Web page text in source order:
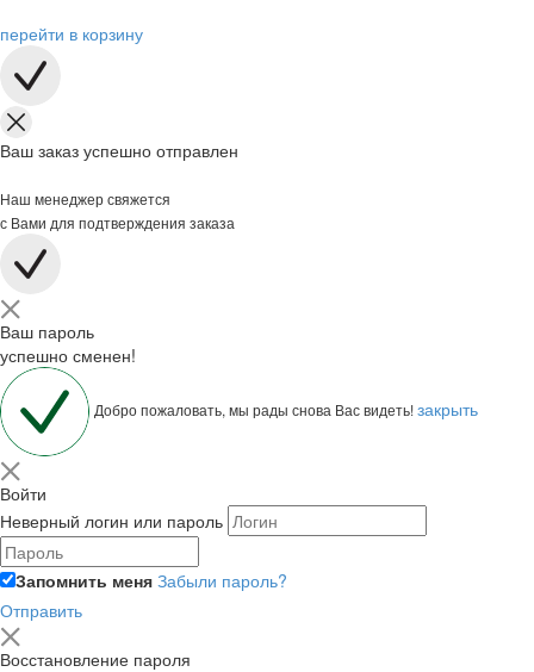
перейти в корзину
Ваш заказ успешно отправлен
Наш менеджер свяжется
с Вами для подтверждения заказа
Ваш пароль
успешно сменен!
Добро пожаловать, мы рады снова Вас видеть!закрыть
Войти
Неверный логин или пароль
Запомнить меня Забыли пароль?
Отправить
Восстановление пароля